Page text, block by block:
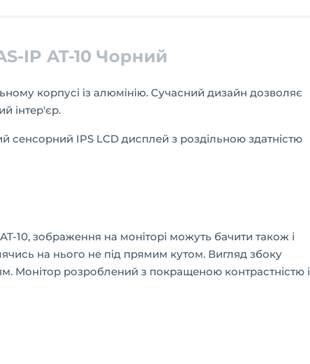
IP AT-10 Чорний
корпусі із алюмінію. Сучасний дизайн дозволяє
інтер'єр.
сенсорний IPS LCD дисплей з роздільною здатністю
10, зображення на моніторі можуть бачити також і
на нього не під прямим кутом. Вигляд збоку
Монітор розроблений з покращеною контрастністю і